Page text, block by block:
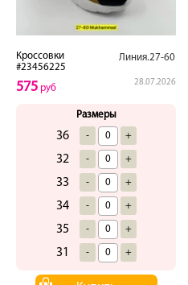
Кроссовки
#23456225
Линия.27-60
28.07.2026
575 руб
Размеры
36 - +
32 - +
33 - +
34 - +
35 - +
31 - +